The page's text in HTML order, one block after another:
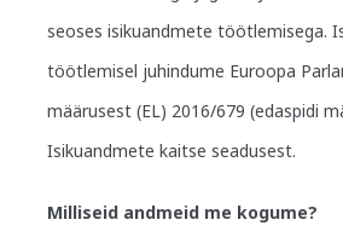
seoses isikuandmete töötlemisega.
töötlemisel juhindume Euroopa
määrusest (EL) 2016/679 (edaspidi
Isikuandmete kaitse seadusest.
Milliseid andmeid me kogume?